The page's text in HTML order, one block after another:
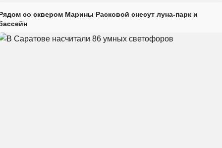
со сквером Марины Расковой снесут луна-парк и